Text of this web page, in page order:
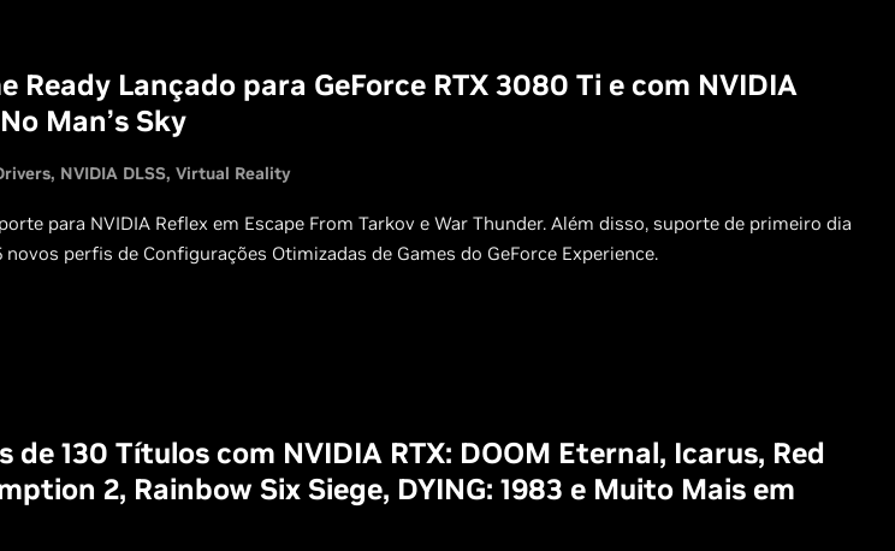
Ready Lançado para GeForce RTX 3080 Ti e com NVIDIA
Man’s Sky
NVIDIA DLSS Virtual Reality
para NVIDIA Reflex em Escape From Tarkov e War Thunder. Além disso, suporte de primeiro dia
novos perfis de Configurações Otimizadas de Games do GeForce Experience.
de 130 Títulos com NVIDIA RTX: DOOM Eternal, Icarus, Red
2, Rainbow Six Siege, DYING: 1983 e Muito Mais em